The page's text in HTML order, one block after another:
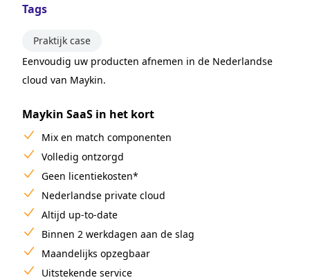
Eenvoudig uw producten afnemen in de Nederlandse
cloud van Maykin.
Maykin SaaS in het kort
Mix en match componenten
Volledig ontzorgd
Geen licentiekosten*
Nederlandse private cloud
Altijd up-to-date
Binnen 2 werkdagen aan de slag
Maandelijks opzegbaar
Uitstekende service
Tags
Praktijk case